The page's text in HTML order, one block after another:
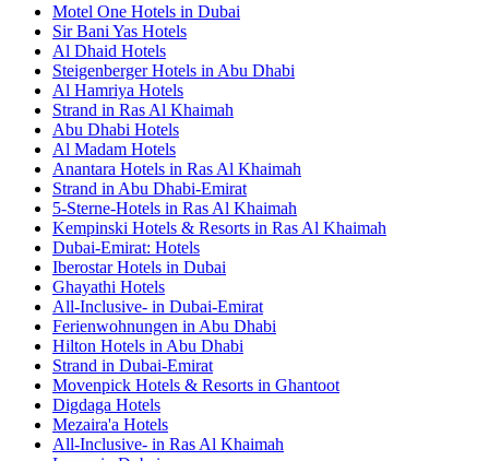
Motel One Hotels in Dubai
Sir Bani Yas Hotels
Al Dhaid Hotels
Steigenberger Hotels in Abu Dhabi
Al Hamriya Hotels
Strand in Ras Al Khaimah
Abu Dhabi Hotels
Al Madam Hotels
Anantara Hotels in Ras Al Khaimah
Strand in Abu Dhabi-Emirat
5-Sterne-Hotels in Ras Al Khaimah
Kempinski Hotels & Resorts in Ras Al Khaimah
Dubai-Emirat: Hotels
Iberostar Hotels in Dubai
Ghayathi Hotels
All-Inclusive- in Dubai-Emirat
Ferienwohnungen in Abu Dhabi
Hilton Hotels in Abu Dhabi
Strand in Dubai-Emirat
Movenpick Hotels & Resorts in Ghantoot
Digdaga Hotels
Mezaira'a Hotels
All-Inclusive- in Ras Al Khaimah